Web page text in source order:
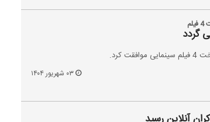
گردد
۰۳ شهریور ۱۴۰۴